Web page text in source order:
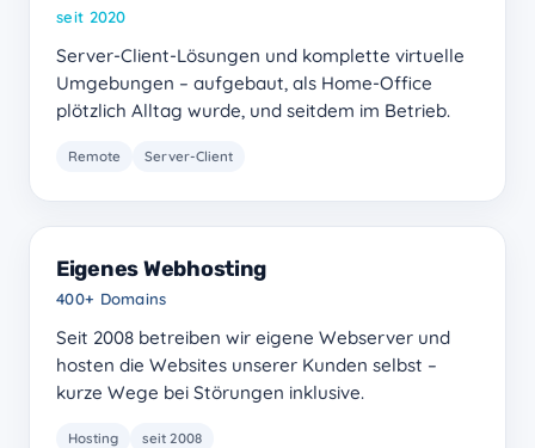
seit 2020
Server-Client-Lösungen und komplette virtuelle
Umgebungen – aufgebaut, als Home-Office
plötzlich Alltag wurde, und seitdem im Betrieb.
Remote Server-Client
Eigenes Webhosting
400+ Domains
Seit 2008 betreiben wir eigene Webserver und
hosten die Websites unserer Kunden selbst –
kurze Wege bei Störungen inklusive.
Hosting seit 2008